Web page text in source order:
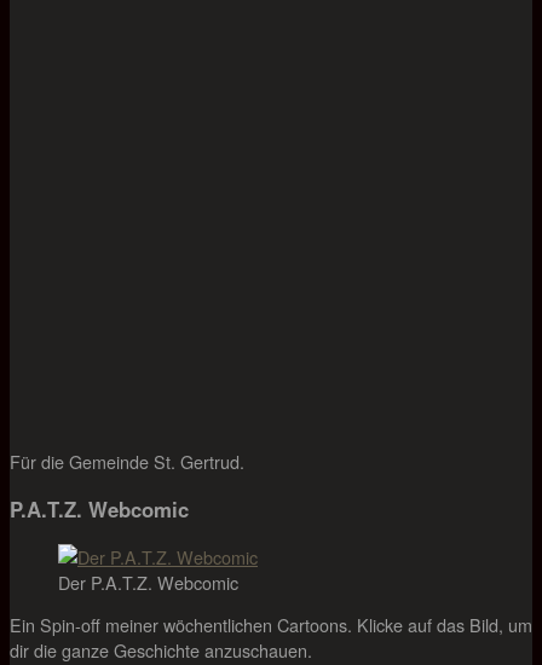
Für die Gemeinde St. Gertrud.
P.A.T.Z. Webcomic
Der P.A.T.Z. Webcomic
Ein Spin-off meiner wöchentlichen Cartoons. Klicke auf das Bild, um
dir die ganze Geschichte anzuschauen.